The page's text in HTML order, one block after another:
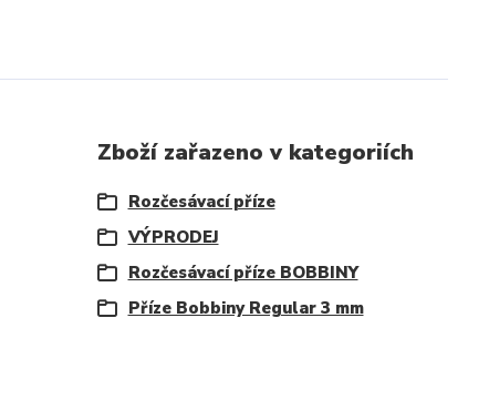
Zboží zařazeno v kategoriích
Rozčesávací příze
VÝPRODEJ
Rozčesávací příze BOBBINY
Příze Bobbiny Regular 3 mm